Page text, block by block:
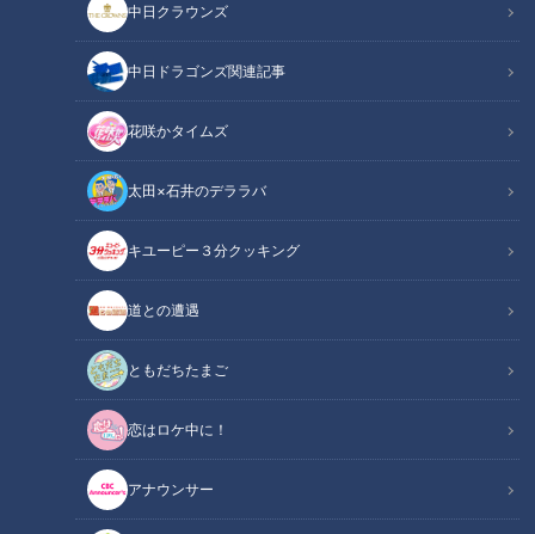
中日クラウンズ
中日ドラゴンズ関連記事
花咲かタイムズ
太田×石井のデララバ
キユーピー３分クッキング
道との遭遇
ともだちたまご
恋はロケ中に！
アナウンサー
この記事の画像（全9枚）